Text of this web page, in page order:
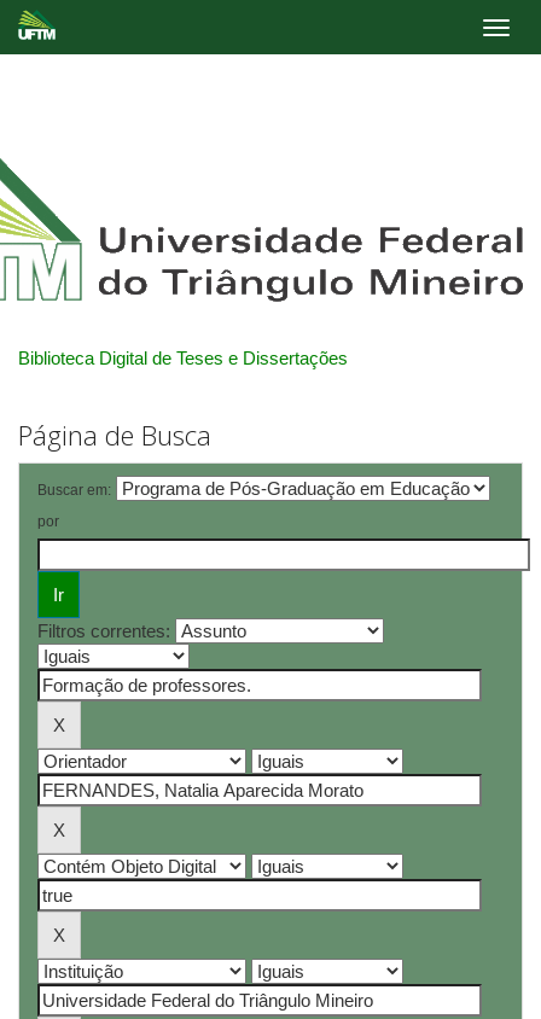
Biblioteca Digital de Teses e Dissertações
Página de Busca
Buscar em:
por
Filtros correntes: